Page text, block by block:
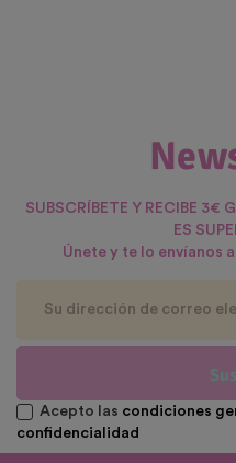
SUBSCRÍBETE Y RECIBE 3€
ES
Únete y te lo envíanos
Acepto las condiciones
confidencialidad